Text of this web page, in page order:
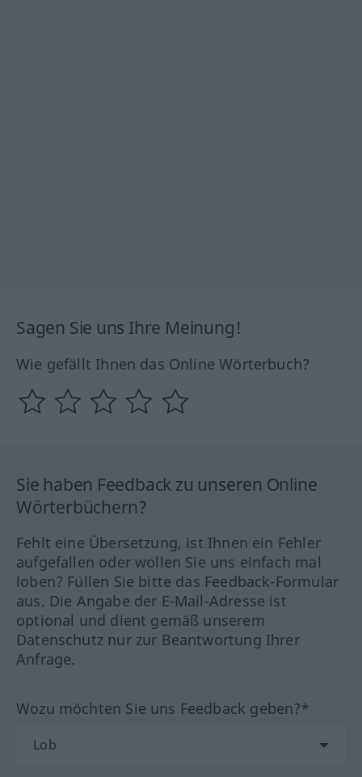
Sagen Sie uns Ihre Meinung!
Wie gefällt Ihnen das Online Wörterbuch?
Sie haben Feedback zu unseren Online
Wörterbüchern?
Fehlt eine Übersetzung, ist Ihnen ein Fehler
aufgefallen oder wollen Sie uns einfach mal
loben? Füllen Sie bitte das Feedback-Formular
aus. Die Angabe der E-Mail-Adresse ist
optional und dient gemäß unserem
Datenschutz nur zur Beantwortung Ihrer
Anfrage.
Wozu möchten Sie uns Feedback geben?*